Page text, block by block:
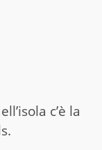
c’è la